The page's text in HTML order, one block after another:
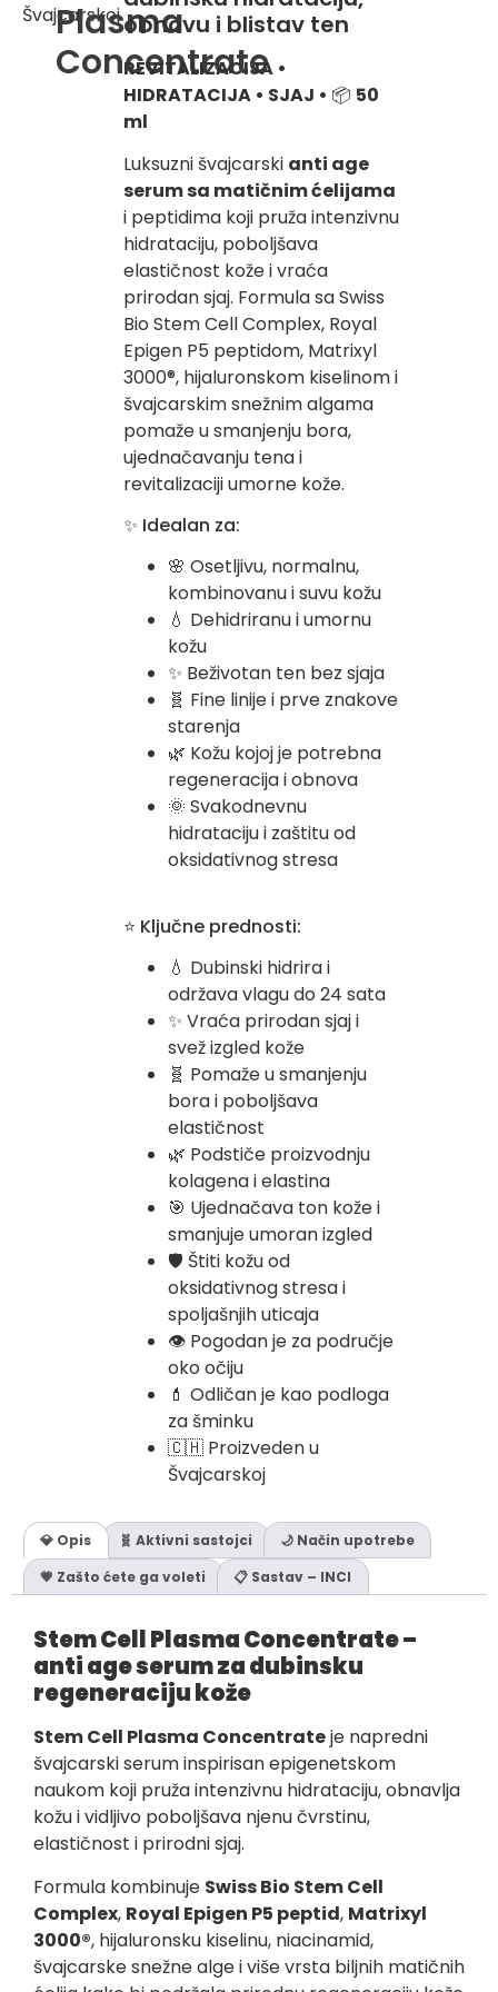
Švajcarskoj
Plasma
Concentrate
obnovu i blistav ten
REVITALIZACIJA •
HIDRATACIJA • SJAJ • 📦 50
ml
Luksuzni švajcarski anti age
serum sa matičnim ćelijama
i peptidima koji pruža intenzivnu
hidrataciju, poboljšava
elastičnost kože i vraća
prirodan sjaj. Formula sa Swiss
Bio Stem Cell Complex, Royal
Epigen P5 peptidom, Matrixyl
3000®, hijaluronskom kiselinom i
švajcarskim snežnim algama
pomaže u smanjenju bora,
ujednačavanju tena i
revitalizaciji umorne kože.
✨ Idealan za:
🌸 Osetljivu, normalnu,
kombinovanu i suvu kožu
💧 Dehidriranu i umornu
kožu
✨ Beživotan ten bez sjaja
🧬 Fine linije i prve znakove
starenja
🌿 Kožu kojoj je potrebna
regeneracija i obnova
🌞 Svakodnevnu
hidrataciju i zaštitu od
oksidativnog stresa
⭐ Ključne prednosti:
💧 Dubinski hidrira i
održava vlagu do 24 sata
✨ Vraća prirodan sjaj i
svež izgled kože
🧬 Pomaže u smanjenju
bora i poboljšava
elastičnost
🌿 Podstiče proizvodnju
kolagena i elastina
🎯 Ujednačava ton kože i
smanjuje umoran izgled
🛡️ Štiti kožu od
oksidativnog stresa i
spoljašnjih uticaja
👁️ Pogodan je za područje
oko očiju
💄 Odličan je kao podloga
za šminku
🇨🇭 Proizveden u
Švajcarskoj
💎 Opis 🧬 Aktivni sastojci
🌙 Način upotrebe
💗 Zašto ćete ga voleti
📋 Sastav – INCI
Stem Cell Plasma Concentrate –
anti age serum za dubinsku
regeneraciju kože
Stem Cell Plasma Concentrateje napredni
švajcarski serum inspirisan epigenetskom
naukom koji pruža intenzivnu hidrataciju, obnavlja
kožu i vidljivo poboljšava njenu čvrstinu,
elastičnost i prirodni sjaj.
Formula kombinuje Swiss Bio Stem Cell
Complex, Royal Epigen P5 peptid, Matrixyl
3000®, hijaluronsku kiselinu, niacinamid,
švajcarske snežne alge i više vrsta biljnih matičnih